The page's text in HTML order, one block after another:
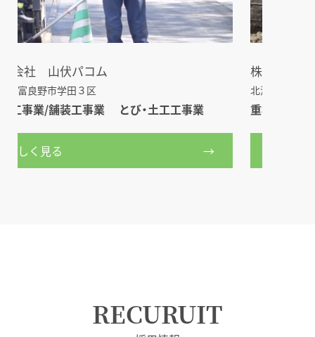
株式会社 タイコウ
北海道富良野市学田三区
重機施工・貨物車両運行
詳しく見る
RECURUIT